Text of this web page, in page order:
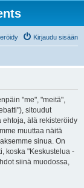
Kirjaudu sisään
"me", "meitä",
sitoudut
ehtoja, älä rekisteröidy
muuttaa näitä
sinua. On
koska "Keskustelua -
siinä muodossa,